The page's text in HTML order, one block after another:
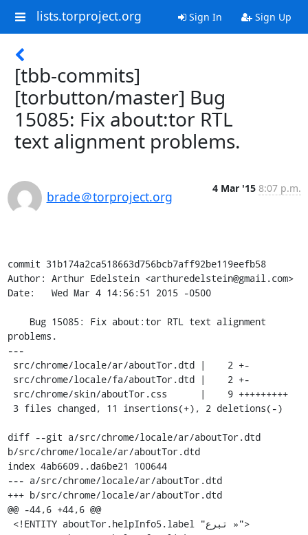
lists.torproject.org Sign In Sign Up
[tbb-commits]
[torbutton/master] Bug
15085: Fix about:tor RTL
text alignment problems.
brade＠torproject.org
4 Mar '15 8:07 p.m.
commit 31b174a2ca518663d756bcb7aff92be119eefb58
Author: Arthur Edelstein <arthuredelstein@gmail.com>
Date:   Wed Mar 4 14:56:51 2015 -0500
problems.
---
diff --git a/src/chrome/locale/ar/aboutTor.dtd
b/src/chrome/locale/ar/aboutTor.dtd
index 4ab6609..da6be21 100644
--- a/src/chrome/locale/ar/aboutTor.dtd
+++ b/src/chrome/locale/ar/aboutTor.dtd
@@ -44,6 +44,6 @@